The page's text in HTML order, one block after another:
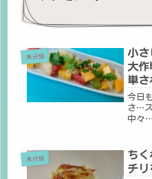
未分類
小さ
大作
単さ
ーツ
今日
さ…
中々
ーで
に買
_-...
未分類
ちく
チ